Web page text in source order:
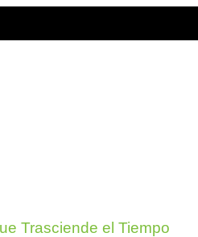
Trasciende el Tiempo